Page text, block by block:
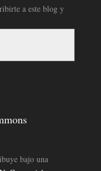
a este blog y
bajo una